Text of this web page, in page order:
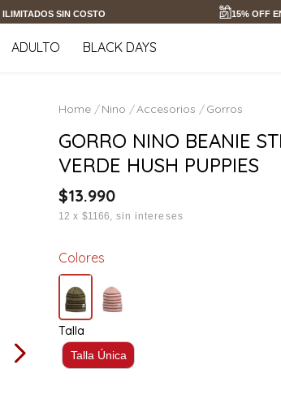
SIN COSTO 15% OFF
ADULTO BLACK DAYS
Nino Accesorios Gorros
GORRO NINO BEANIE
VERDE HUSH PUPPIES
$13.990
12 x $1166 sin intereses
Colores
Talla
Talla Única